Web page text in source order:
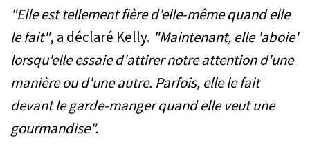
"Elle est tellement fière d'elle-même quand elle
le fait", a déclaré Kelly. "Maintenant, elle 'aboie'
lorsqu'elle essaie d'attirer notre attention d'une
manière ou d'une autre. Parfois, elle le fait
devant le garde-manger quand elle veut une
gourmandise".